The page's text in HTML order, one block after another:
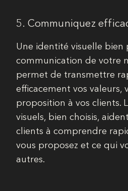
5. Communiquez
Une identité visuelle bien
communication de votre
permet de transmettre
efficacement vos valeurs,
proposition à vos clients.
visuels, bien choisis,
clients à comprendre
vous proposez et ce qui
autres.